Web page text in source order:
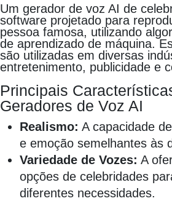
Um gerador de voz AI de
software projetado para
pessoa famosa, utilizando
de aprendizado de máquina.
são utilizadas em diversas
entretenimento, publicidade e
Principais
Geradores de Voz AI
Realismo: A capacidade
e emoção semelhantes às
Variedade de Vozes: A
opções de celebridades
diferentes necessidades.